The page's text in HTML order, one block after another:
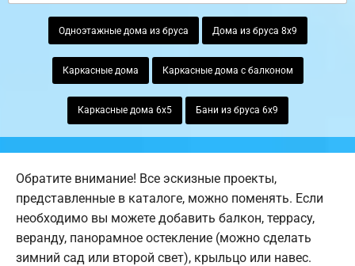
Одноэтажные дома из бруса Дома из бруса 8х9
Каркасные дома Каркасные дома с балконом
Каркасные дома 6х5 Бани из бруса 6х9
Обратите внимание! Все эскизные проекты,
представленные в каталоге, можно поменять. Если
необходимо вы можете добавить балкон, террасу,
веранду, панорамное остекление (можно сделать
зимний сад или второй свет), крыльцо или навес.